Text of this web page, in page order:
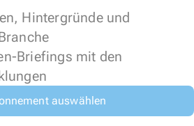
Hintergründe und
Briefings mit den
auswählen